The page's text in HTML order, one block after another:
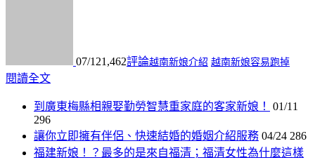
07/121,462評論越南新娘介紹 越南新娘容易跑掉
閱讀全文
到廣東梅縣相親娶勤勞智慧重家庭的客家新娘！
01/11
296
讓你立即擁有伴侶、快速結婚的婚姻介紹服務 04/24 286
福建新娘！？最多的是來自福清；福清女性為什麼這樣